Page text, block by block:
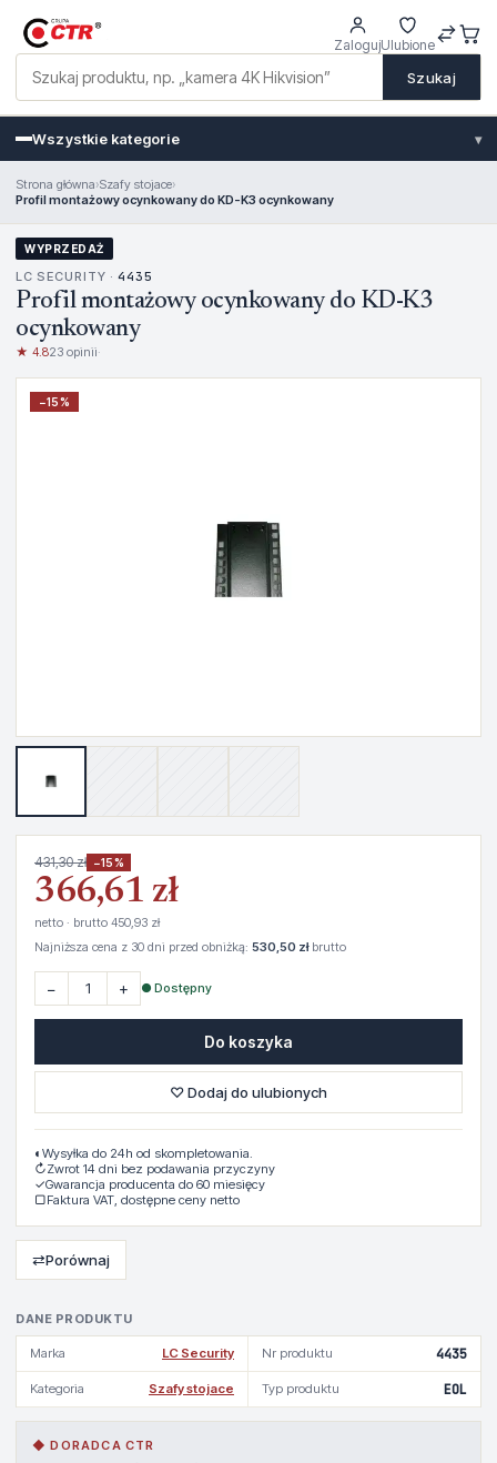
Szukaj
ZalogujUlubione
Wszystkie kategorie ▾
Strona główna›Szafy stojace›
Profil montażowy ocynkowany do KD-K3 ocynkowany
WYPRZEDAŻ
LC SECURITY · 4435
Profil montażowy ocynkowany do KD-K3
ocynkowany
★ 4.823 opinii·
−15%
DANE PRODUKTU
Marka LC Security Nr produktu 4435
Kategoria Szafy stojace Typ produktu EOL
◆ DORADCA CTR
431,30 zł −15%
366,61 zł
netto · brutto 450,93 zł
Najniższa cena z 30 dni przed obniżką: 530,50 złbrutto
− + ● Dostępny
Do koszyka
♡ Dodaj do ulubionych
◐ Wysyłka do 24h od skompletowania.
↻Zwrot 14 dni bez podawania przyczyny
✓Gwarancja producenta do 60 miesięcy
▢Faktura VAT, dostępne ceny netto
⇄Porównaj